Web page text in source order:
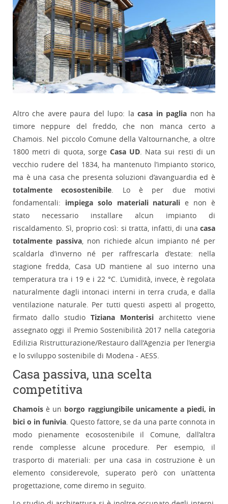
Altro che avere paura del lupo: lacasa in paglia non ha
timore neppure del freddo, che non manca certo a
Chamois. Nel piccolo Comune della Valtournanche, a oltre
1800 metri di quota, sorge Casa UD. Nata sui resti di un
vecchio rudere del 1834, ha mantenuto l’impianto storico,
ma è una casa che presenta soluzioni d’avanguardia ed è
totalmente ecosostenibile. Lo è per due motivi
fondamentali: impiega solo materiali naturali e non è
stato necessario installare alcun impianto di
riscaldamento. Sì, proprio così: si tratta, infatti, di una casa
totalmente passiva, non richiede alcun impianto né per
scaldarla d’inverno né per raffrescarla d’estate: nella
stagione fredda, Casa UD mantiene al suo interno una
temperatura tra i 19 e i 22 °C. L’umidità, invece, è regolata
naturalmente dagli intonaci interni in terra cruda, e dalla
ventilazione naturale. Per tutti questi aspetti al progetto,
firmato dallo studio Tiziana Monterisi architetto viene
assegnato oggi il Premio Sostenibilità 2017 nella categoria
Edilizia Ristrutturazione/Restauro dall’Agenzia per l’energia
e lo sviluppo sostenibile di Modena - AESS.
Casa passiva, una scelta
competitiva
Chamoisè un borgo raggiungibile unicamente a piedi, in
bici o in funivia. Questo fattore, se da una parte connota in
modo pienamente ecosostenibile il Comune, dall’altra
rende complesse alcune procedure. Per esempio, il
trasporto di materiali: per una casa in costruzione è un
elemento considerevole, superato però con un’attenta
progettazione, come diremo in seguito.